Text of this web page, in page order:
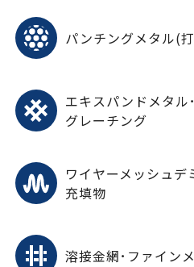
パンチングメタル(
エキスパンドメタル･
グレーチング
ワイヤーメッシュデ
充填物
溶接金網･ファイン